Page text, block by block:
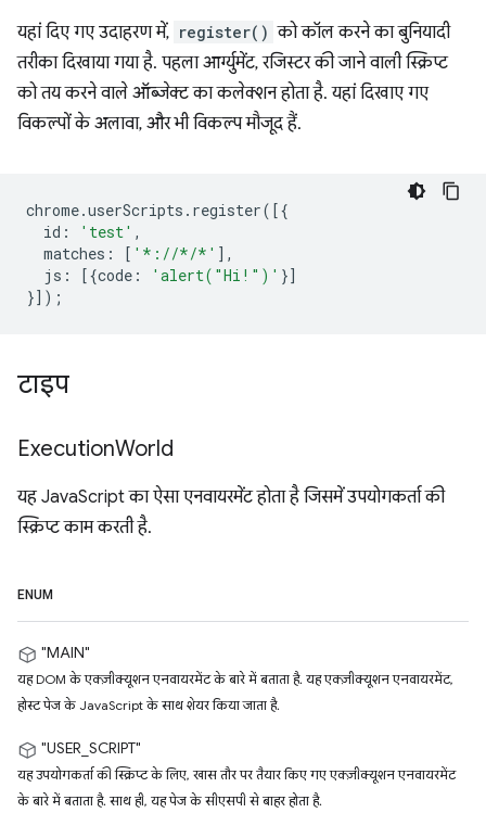
यहां दिए गए उदाहरण में, register() को कॉल करने का बुनियादी
तरीका दिखाया गया है. पहला आर्ग्युमेंट, रजिस्टर की जाने वाली स्क्रिप्ट
को तय करने वाले ऑब्जेक्ट का कलेक्शन होता है. यहां दिखाए गए
विकल्पों के अलावा, और भी विकल्प मौजूद हैं.
chrome.userScripts . register([{
id : 'test' ,
matches : [ '*://*/*' ],
js : [{code : 'alert("Hi!")' }]
}]);
टाइप
ExecutionWorld
यह JavaScript का ऐसा एनवायरमेंट होता है जिसमें उपयोगकर्ता की
स्क्रिप्ट काम करती है.
ENUM
"MAIN"
यह DOM के एक्ज़ीक्यूशन एनवायरमेंट के बारे में बताता है. यह एक्ज़ीक्यूशन एनवायरमेंट,
होस्ट पेज के JavaScript के साथ शेयर किया जाता है.
"USER_SCRIPT"
यह उपयोगकर्ता की स्क्रिप्ट के लिए, खास तौर पर तैयार किए गए एक्ज़ीक्यूशन एनवायरमेंट
के बारे में बताता है. साथ ही, यह पेज के सीएसपी से बाहर होता है.